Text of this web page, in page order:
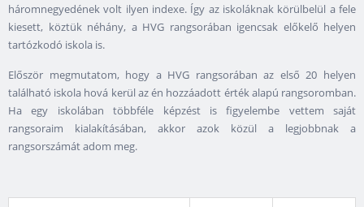
háromnegyedének volt ilyen indexe. Így az iskoláknak körülbelül a fele
kiesett, köztük néhány, a HVG rangsorában igencsak előkelő helyen
tartózkodó iskola is.
Először megmutatom, hogy a HVG rangsorában az első 20 helyen
található iskola hová kerül az én hozzáadott érték alapú rangsoromban.
Ha egy iskolában többféle képzést is figyelembe vettem saját
rangsoraim kialakításában, akkor azok közül a legjobbnak a
rangsorszámát adom meg.